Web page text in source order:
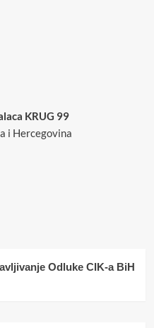
KRUG 99
i Hercegovina
Odluke CIK-a BiH